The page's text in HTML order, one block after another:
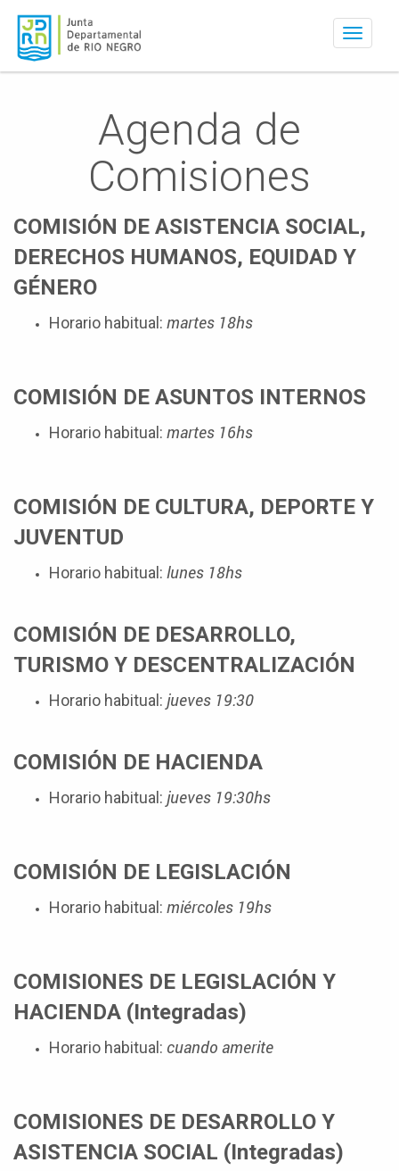
Activar
Agenda de
Comisiones
COMISIÓN DE ASISTENCIA SOCIAL,
DERECHOS HUMANOS, EQUIDAD Y
GÉNERO
Horario habitual: martes 18hs
COMISIÓN DE ASUNTOS INTERNOS
Horario habitual: martes 16hs
COMISIÓN DE CULTURA, DEPORTE Y
JUVENTUD
Horario habitual: lunes 18hs
COMISIÓN DE DESARROLLO,
TURISMO Y DESCENTRALIZACIÓN
Horario habitual: jueves 19:30
COMISIÓN DE HACIENDA
Horario habitual: jueves 19:30hs
COMISIÓN DE LEGISLACIÓN
Horario habitual: miércoles 19hs
COMISIONES DE LEGISLACIÓN Y
HACIENDA (Integradas)
Horario habitual: cuando amerite
COMISIONES DE DESARROLLO Y
ASISTENCIA SOCIAL (Integradas)